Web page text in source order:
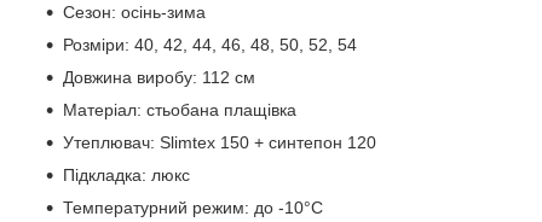
Сезон: осінь-зима
Розміри: 40, 42, 44, 46, 48, 50, 52, 54
Довжина виробу: 112 см
Матеріал: стьобана плащівка
Утеплювач: Slimtex 150 + синтепон 120
Підкладка: люкс
Температурний режим: до -10°C